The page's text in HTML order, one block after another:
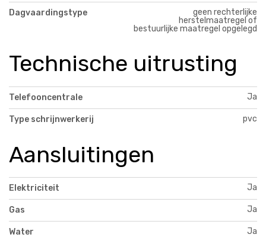
Dagvaardingstype
geen rechterlijke
herstelmaatregel of
bestuurlijke maatregel opgelegd
Technische uitrusting
Telefooncentrale Ja
Type schrijnwerkerij pvc
Aansluitingen
Elektriciteit Ja
Gas Ja
Water Ja